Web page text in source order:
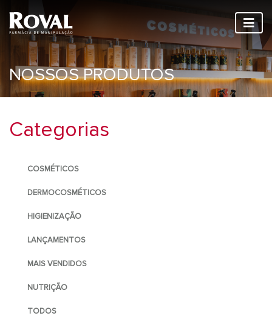
NOSSOS PRODUTOS
Categorias
COSMÉTICOS
DERMOCOSMÉTICOS
HIGIENIZAÇÃO
LANÇAMENTOS
MAIS VENDIDOS
NUTRIÇÃO
TODOS